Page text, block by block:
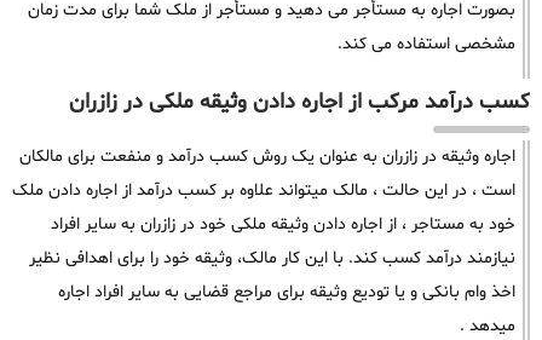
بصورت اجاره به مستأجر می دهید و مستأجر از ملک شما برای مدت زمان
مشخصی استفاده می کند.
کسب درآمد مرکب از اجاره دادن وثیقه ملکی در زازران
اجاره وثیقه در زازران به عنوان یک روش کسب درآمد و منفعت برای مالکان
است ، در این حالت ، مالک میتواند علاوه بر کسب درآمد از اجاره دادن ملک
خود به مستاجر ، از اجاره دادن وثیقه ملکی خود در زازران به سایر افراد
نیازمند درآمد کسب کند. با این کار مالک، وثیقه خود را برای اهدافی نظیر
اخذ وام بانکی و یا تودیع وثیقه برای مراجع قضایی به سایر افراد اجاره
میدهد .